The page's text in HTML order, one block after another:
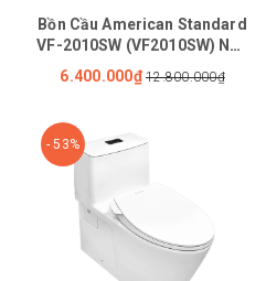
Bồn Cầu American Standard
VF-2010SW (VF2010SW) Nắp
Rửa Cơ M4A839 Activa
6.400.000₫ 12.800.000₫
- 53%